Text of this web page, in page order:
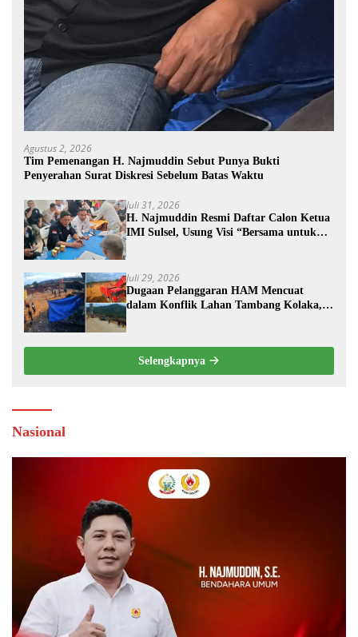
Agustus 2, 2026
Tim Pemenangan H. Najmuddin Sebut Punya Bukti
Penyerahan Surat Diskresi Sebelum Batas Waktu
Juli 31, 2026
H. Najmuddin Resmi Daftar Calon Ketua
IMI Sulsel, Usung Visi “Bersama untuk
Juli 29, 2026
Dugaan Pelanggaran HAM Mencuat
dalam Konflik Lahan Tambang Kolaka,
Selengkapnya
Nasional